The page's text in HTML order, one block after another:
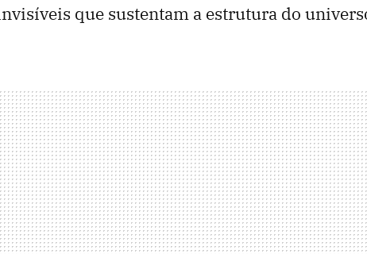
que sustentam a estrutura do